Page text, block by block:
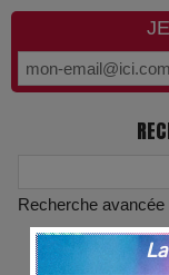
Recherche avancée